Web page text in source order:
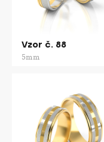
Vzor č. 88
5mm